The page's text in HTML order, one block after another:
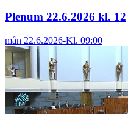
Plenum 22.6.2026 kl. 12
mån 22.6.2026-Kl. 09:00